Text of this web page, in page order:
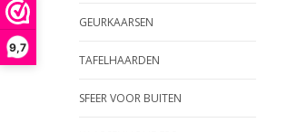
9,7
GEURKAARSEN
TAFELHAARDEN
SFEER VOOR BUITEN